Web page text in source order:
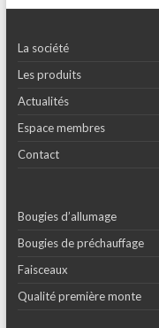
La société
Les produits
Actualités
Espace membres
Contact
Bougies d’allumage
Bougies de préchauffage
Faisceaux
Qualité première monte